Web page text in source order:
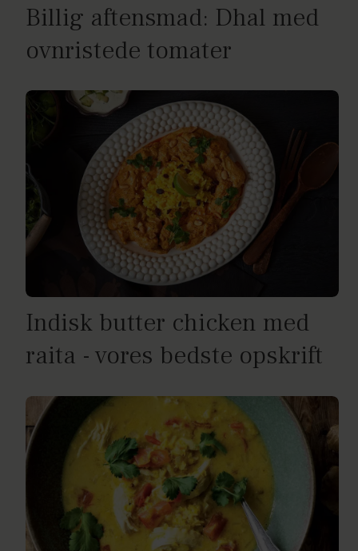
Billig aftensmad: Dhal med
ovnristede tomater
Indisk butter chicken med
raita - vores bedste opskrift